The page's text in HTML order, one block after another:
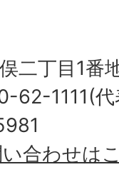
二丁目1番
62-1111(
合わせは